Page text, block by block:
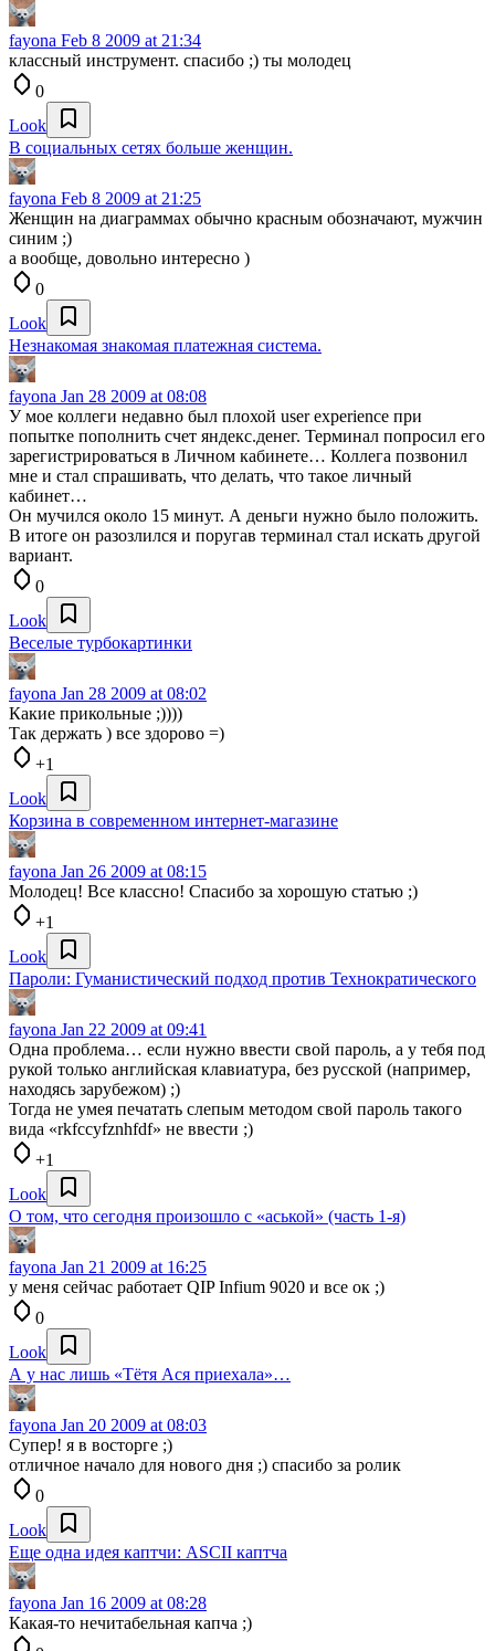
fayona Feb 8 2009 at 21:34
классный инструмент. спасибо ;) ты молодец
0
Look
В социальных сетях больше женщин.
fayona Feb 8 2009 at 21:25
Женщин на диаграммах обычно красным обозначают, мужчин
синим ;)
а вообще, довольно интересно )
0
Look
Незнакомая знакомая платежная система.
fayona Jan 28 2009 at 08:08
У мое коллеги недавно был плохой user experience при
попытке пополнить счет яндекс.денег. Терминал попросил его
зарегистрироваться в Личном кабинете… Коллега позвонил
мне и стал спрашивать, что делать, что такое личный
кабинет…
Он мучился около 15 минут. А деньги нужно было положить.
В итоге он разозлился и поругав терминал стал искать другой
вариант.
0
Look
Веселые турбокартинки
fayona Jan 28 2009 at 08:02
Какие прикольные ;))))
Так держать ) все здорово =)
+1
Look
Корзина в современном интернет-магазине
fayona Jan 26 2009 at 08:15
Молодец! Все классно! Спасибо за хорошую статью ;)
+1
Look
Пароли: Гуманистический подход против Технократического
fayona Jan 22 2009 at 09:41
Одна проблема… если нужно ввести свой пароль, а у тебя под
рукой только английская клавиатура, без русской (например,
находясь зарубежом) ;)
Тогда не умея печатать слепым методом свой пароль такого
вида «rkfccyfznhfdf» не ввести ;)
+1
Look
О том, что сегодня произошло с «аськой» (часть 1-я)
fayona Jan 21 2009 at 16:25
у меня сейчас работает QIP Infium 9020 и все ок ;)
0
Look
А у нас лишь «Тётя Ася приехала»…
fayona Jan 20 2009 at 08:03
Супер! я в восторге ;)
отличное начало для нового дня ;) спасибо за ролик
0
Look
Еще одна идея каптчи: ASCII каптча
fayona Jan 16 2009 at 08:28
Какая-то нечитабельная капча ;)